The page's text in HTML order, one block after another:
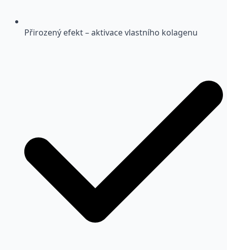
Přirozený efekt – aktivace vlastního kolagenu